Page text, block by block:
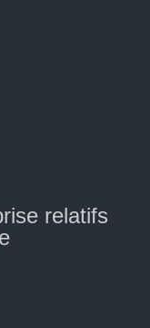
relatifs